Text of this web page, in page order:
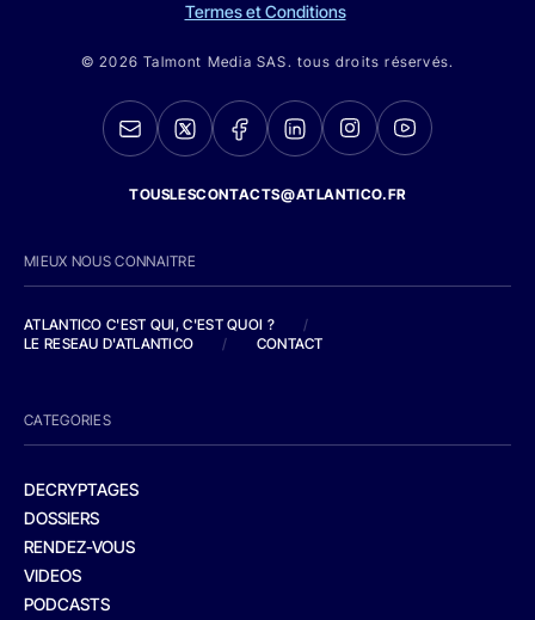
Termes et Conditions
© 2026 Talmont Media SAS. tous droits réservés.
TOUSLESCONTACTS@ATLANTICO.FR
MIEUX NOUS CONNAITRE
ATLANTICO C'EST QUI, C'EST QUOI ?
/
LE RESEAU D'ATLANTICO
/ CONTACT
CATEGORIES
DECRYPTAGES
DOSSIERS
RENDEZ-VOUS
VIDEOS
PODCASTS